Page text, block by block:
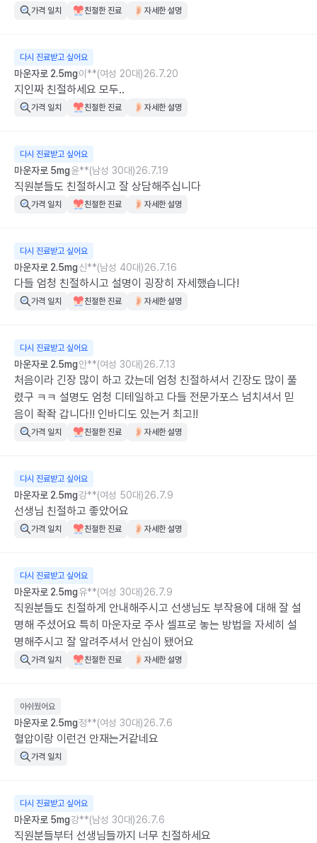
가격 일치 친절한 진료 자세한 설명
다시 진료받고 싶어요
마운자로 2.5mg이**(여성 20대)26.7.20
지인짜 친절하세요 모두..
가격 일치 친절한 진료 자세한 설명
다시 진료받고 싶어요
마운자로 5mg윤**(남성 30대)26.7.19
직원분들도 친절하시고 잘 상담해주십니다
가격 일치 친절한 진료 자세한 설명
다시 진료받고 싶어요
마운자로 2.5mg신**(남성 40대)26.7.16
다들 엄청 친절하시고 설명이 굉장히 자세했습니다!
가격 일치 친절한 진료 자세한 설명
다시 진료받고 싶어요
마운자로 2.5mg안**(여성 30대)26.7.13
처음이라 긴장 많이 하고 갔는데 엄청 친절하셔서 긴장도 많이 풀
렸구 ㅋㅋ 설명도 엄청 디테일하고 다들 전문가포스 넘치셔서 믿
음이 좍좍 갑니다!! 인바디도 있는거 최고!!
가격 일치 친절한 진료 자세한 설명
다시 진료받고 싶어요
마운자로 2.5mg강**(여성 50대)26.7.9
선생님 친절하고 좋았어요
가격 일치 친절한 진료 자세한 설명
다시 진료받고 싶어요
마운자로 2.5mg유**(여성 30대)26.7.9
직원분들도 친절하게 안내해주시고 선생님도 부작용에 대해 잘 설
명해 주셨어요 특히 마운자로 주사 셀프로 놓는 방법을 자세히 설
명해주시고 잘 알려주셔서 안심이 됐어요
가격 일치 친절한 진료 자세한 설명
아쉬웠어요
마운자로 2.5mg정**(여성 30대)26.7.6
혈압이랑 이런건 안재는거같네요
가격 일치
다시 진료받고 싶어요
마운자로 5mg강**(남성 30대)26.7.6
직원분들부터 선생님들까지 너무 친절하세요